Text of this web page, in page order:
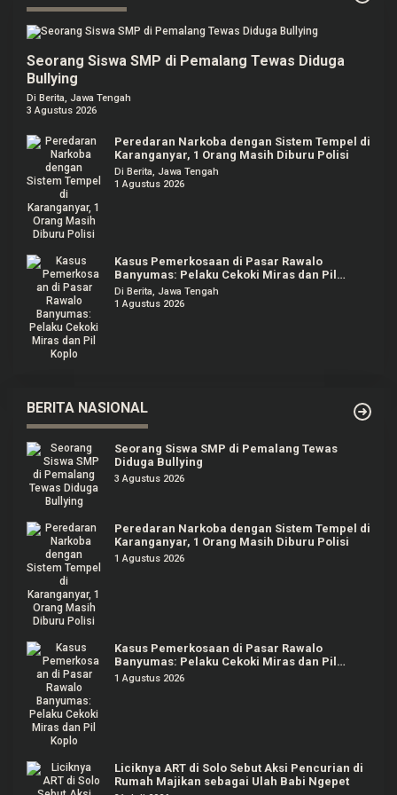
Seorang Siswa SMP di Pemalang Tewas Diduga
Bullying
Di Berita, Jawa Tengah
3 Agustus 2026
Peredaran Narkoba dengan Sistem Tempel di
Karanganyar, 1 Orang Masih Diburu Polisi
Di Berita, Jawa Tengah
1 Agustus 2026
Kasus Pemerkosaan di Pasar Rawalo
Banyumas: Pelaku Cekoki Miras dan Pil
Koplo
Di Berita, Jawa Tengah
1 Agustus 2026
BERITA NASIONAL
Seorang Siswa SMP di Pemalang Tewas
Diduga Bullying
3 Agustus 2026
Peredaran Narkoba dengan Sistem Tempel di
Karanganyar, 1 Orang Masih Diburu Polisi
1 Agustus 2026
Kasus Pemerkosaan di Pasar Rawalo
Banyumas: Pelaku Cekoki Miras dan Pil
Koplo
1 Agustus 2026
Liciknya ART di Solo Sebut Aksi Pencurian di
Rumah Majikan sebagai Ulah Babi Ngepet